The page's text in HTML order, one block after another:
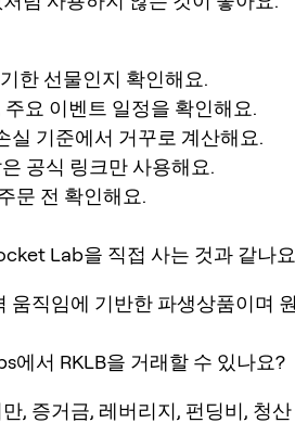
한 선물인지 확인해요.
요 이벤트 일정을 확인해요.
실 기준에서 거꾸로 계산해요.
공식 링크만 사용해요.
문 전 확인해요.
Lab을 직접 사는 것과 같나
움직임에 기반한 파생상품이며
에서 RKLB을 거래할 수 있나요?
, 증거금, 레버리지, 펀딩비, 청